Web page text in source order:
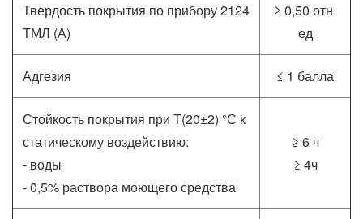
Твердость покрытия по прибору 2124
ТМЛ (А)
≥ 0,50 отн.
ед
Адгезия ≤ 1 балла
Стойкость покрытия при Т(20±2) °С к
статическому воздействию:
- воды
- 0,5% раствора моющего средства
≥ 6 ч
≥ 4ч